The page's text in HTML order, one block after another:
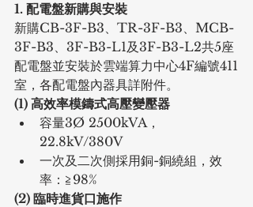
1. 配電盤新購與安裝
新購CB-3F-B3、TR-3F-B3、MCB-
3F-B3、3F-B3-L1及3F-B3-L2共5座
配電盤並安裝於雲端算力中心4F編號411
室，各配電盤內器具詳附件。
(1) 高效率模鑄式高壓變壓器
容量3Ø 2500kVA，
22.8kV/380V
一次及二次側採用銅-銅繞組，效
率：≧98%
(2) 臨時進貨口施作